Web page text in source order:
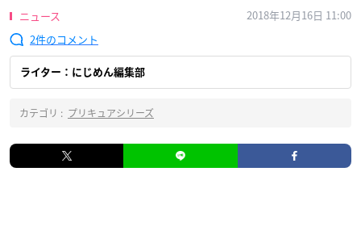
ニュース
2018年12月16日 11:00
2
ライター：にじめん編集部
カテゴリ : プリキュアシリーズ